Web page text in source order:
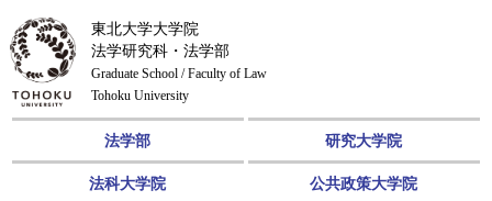
東北大学大学院
法学研究科・法学部
Graduate School / Faculty of Law
Tohoku University
法学部 研究大学院
法科大学院 公共政策大学院